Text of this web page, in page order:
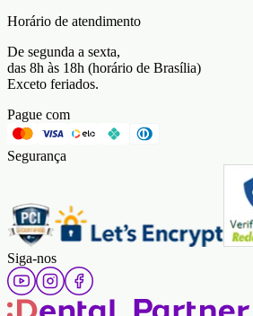
Horário de atendimento
De segunda a sexta,
das 8h às 18h (horário de Brasília)
Exceto feriados.
Pague com
Segurança
Siga-nos